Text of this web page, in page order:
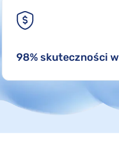
98% skuteczności